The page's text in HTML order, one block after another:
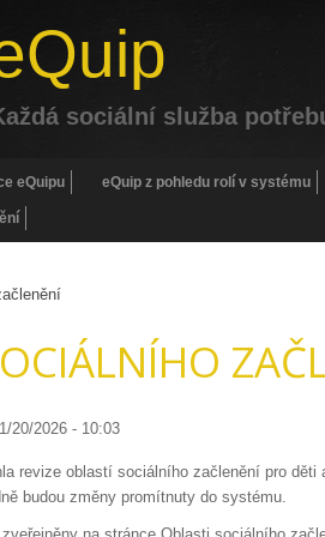
sociální služba
eQuipu eQuip z pohledu rolí v systému
20/2026 - 10:03
revize oblastí sociálního začlenění pro
budou změny promítnuty do systému.